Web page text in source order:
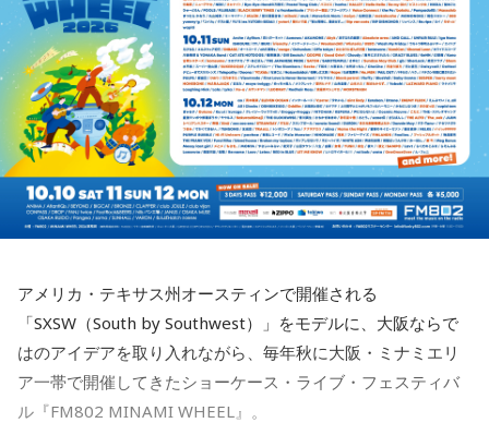
■監修者プロフィール：月野さやか（つきの・さやか）
東京・池袋占い館セレーネ所属。元野村證券トップセールス
という異色の経歴を持つ占星術師。自身の人生の転機をきっ
かけにホロスコープと出会い、星よみによる人生プロデュー
スの道へ。著書『山芋シンデレラ』。経営者から個人まで幅
広くサポートしている。
Webサイト：https://selene-uranai.com/
YouTube：https://www.youtube.com/@ataru-uranai
ブックレットには、メンバー3人がそれぞれの視点から楽曲や
制作背景を語るセルフライナーノーツに加え、今回のレコー
ディングで使用した楽器の解説を写真とともに掲載。演奏に
込められた思いや、サウンドを形作った楽器の特徴を知りな
がらアルバムを聴くことで、楽曲の細部や各メンバーのプレ
イに新たな発見が生まれ、作品をより深く味わうことができ
るでしょう。
J-Fusionの魅力を現代に響かせるとともに、進化を続けるかつ
しかトリオの現在地と新たな可能性を示す1枚がここに完成し
◆メンバー3人による恒例の全曲試聴会を生配信
8月7日（金）19:00より、かつしかトリオのメンバー3人によ
る恒例の全曲試聴会をYouTubeで生配信します。メンバーの
楽しいトークとともに、ニューアルバム『SO-DAYONE !』の
今年も関西の学生アーティストを対象としたオーディション
「MINAMI WHEEL -New Age-」を実施。
8月18日（火）に心斎橋BIGCATにて実演最終審査を開催し、
この審査を勝ち抜いたアーティストが『Maxell presents
FM802 MINAMI WHEEL 2026』への出演権を獲得します。
また、MINAMI WHEEL 2026公式アプリもリリース！アーテ
ィストラインナップから観たいアーティストを登録してマイ
へのアクセスをチェックができるなど他にも便利な機能がた
くさん！すでにお持ちの方はアップデートを、まだお持ちで
ない方は今すぐダウンロードして、当日までお待ちくださ
い！
アメリカ・テキサス州オースティンで開催される
「SXSW（South by Southwest）」をモデルに、大阪ならで
はのアイデアを取り入れながら、毎年秋に大阪・ミナミエリ
ア一帯で開催してきたショーケース・ライブ・フェスティバ
ル『FM802 MINAMI WHEEL』。